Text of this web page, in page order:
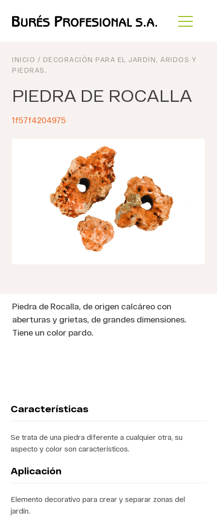
INICIO / DECORACIÓN PARA EL JARDÍN
ÁRIDOS Y
PIEDRAS .
PIEDRA DE ROCALLA
1f57f4204975
Piedra de Rocalla, de origen calcáreo con
aberturas y grietas, de grandes dimensiones.
Tiene un color pardo.
Características
Se trata de una piedra diferente a cualquier otra, su
aspecto y color son característicos.
Aplicación
Elemento decorativo para crear y separar zonas del
jardín.